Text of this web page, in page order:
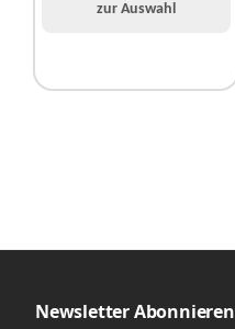
zur Auswahl
Newsletter Abonnieren